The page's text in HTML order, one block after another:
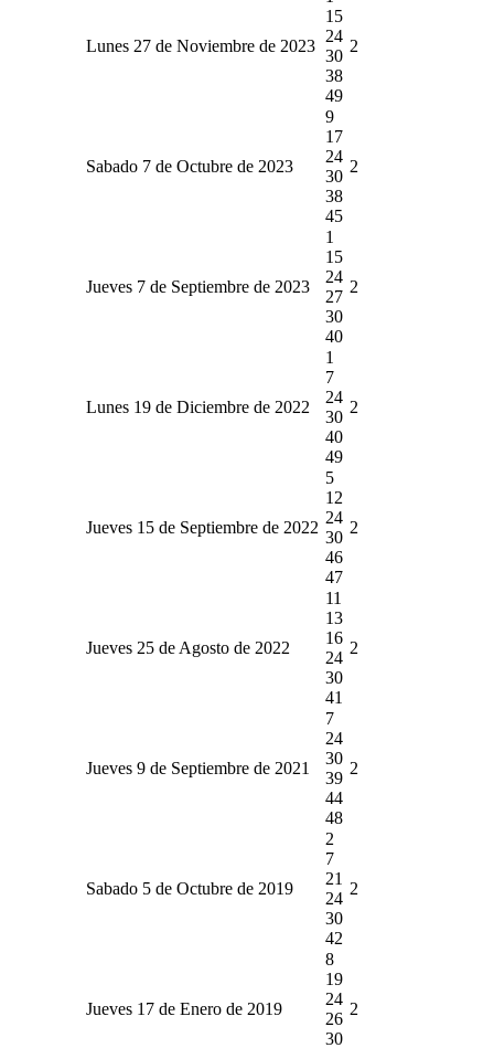
Lunes 27 de Noviembre de 2023
15
24
30
38
49
2
Sabado 7 de Octubre de 2023
9
17
24
30
38
45
2
Jueves 7 de Septiembre de 2023
1
15
24
27
30
40
2
Lunes 19 de Diciembre de 2022
1
7
24
30
40
49
2
Jueves 15 de Septiembre de 2022
5
12
24
30
46
47
2
Jueves 25 de Agosto de 2022
11
13
16
24
30
41
2
Jueves 9 de Septiembre de 2021
7
24
30
39
44
48
2
Sabado 5 de Octubre de 2019
2
7
21
24
30
42
2
Jueves 17 de Enero de 2019
8
19
24
26
30
2